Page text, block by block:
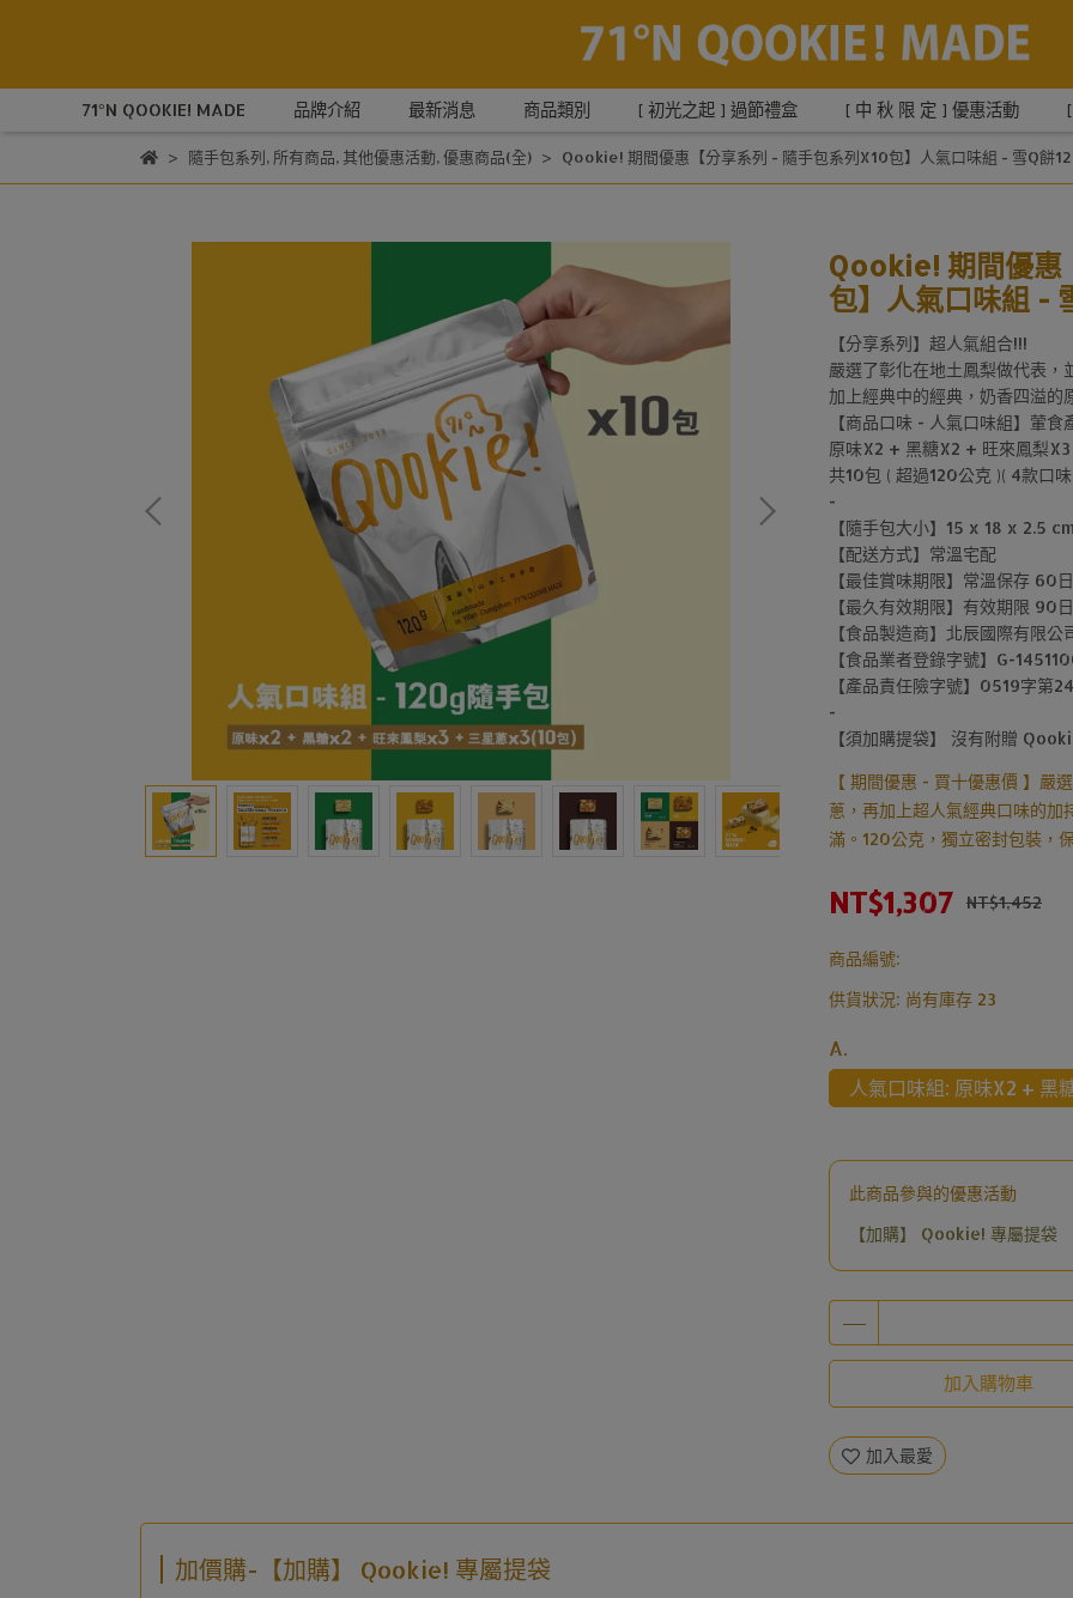
71°N QOOKIE! MADE 品牌介紹 最新消息 商品類別 [ 初光之起 ] 過節禮盒 [ 中 秋 限 定 ] 優惠活動
隨手包系列, 所有商品, 其他優惠活動, 優惠商品(全) Qookie! 期間優惠【分享系列 - 隨手包系列X10包】人氣口味組 - 雪Q餅
Qookie! 期間優惠
包】人氣口味組 -
【分享系列】超人氣組合!!!
嚴選了彰化在地土鳳梨做代表，
加上經典中的經典，奶香四溢的
【商品口味 - 人氣口味組】葷食
原味X2 + 黑糖X2 + 旺來鳳梨
共10包 ( 超過120公克 )( 4款口
-
【隨手包大小】15 x 18 x 2.5
【配送方式】常溫宅配
【最佳賞味期限】常溫保存 60日
【最久有效期限】有效期限 90日
【食品製造商】北辰國際有限公
【食品業者登錄字號】G-
【產品責任險字號】0519字第
-
【須加購提袋】 沒有附贈
【 期間優惠 - 買十優惠價 】嚴
蔥，再加上超人氣經典口味的加
滿。120公克，獨立密封包裝，
NT$1,307 NT$1,452
商品編號:
供貨狀況: 尚有庫存 23
A.
人氣口味組: 原味X2 + 黑
此商品參與的優惠活動
【加購】 Qookie! 專屬提袋
加入購物車
加入最愛
加價購-【加購】 Qookie! 專屬提袋